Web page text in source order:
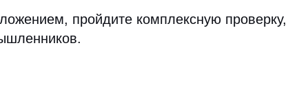
пройдите комплексную проверку,